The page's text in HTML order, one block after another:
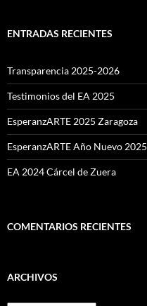
ENTRADAS RECIENTES
Transparencia 2025-2026
Testimonios del EA 2025
EsperanzARTE 2025 Zaragoza
EsperanzARTE Año Nuevo 2025
EA 2024 Cárcel de Zuera
COMENTARIOS RECIENTES
ARCHIVOS